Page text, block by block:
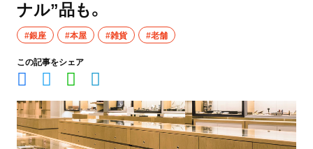
ナル”品も。
#銀座 #本屋 #雑貨 #老舗
この記事をシェア